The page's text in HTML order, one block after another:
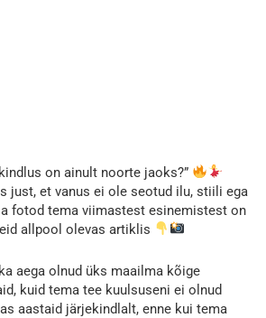
on ainult noorte jaoks?”
just, et vanus ei ole seotud ilu, stiili ega
fotod tema viimastest esinemistest on
allpool olevas artiklis
aega olnud üks maailma kõige
kuid tema tee kuulsuseni ei olnud
aastaid järjekindlalt, enne kui tema